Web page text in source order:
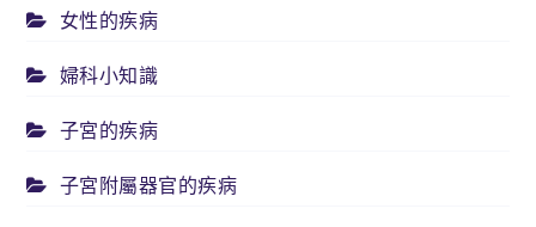
女性的疾病
婦科小知識
子宮的疾病
子宮附屬器官的疾病